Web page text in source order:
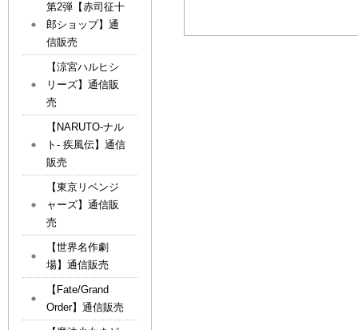
第2弾【赤司征十
郎ショップ】通
信販売
【涼宮ハルヒシ
リーズ】通信販
売
【NARUTO-ナル
ト- 疾風伝】通信
販売
【東京リベンジ
ャーズ】通信販
売
【世界名作劇
場】通信販売
【Fate/Grand
Order】通信販売